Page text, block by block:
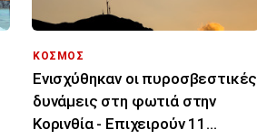
ΚΟΣΜΟΣ
Ενισχύθηκαν οι πυροσβεστικές
δυνάμεις στη φωτιά στην
Κορινθία - Επιχειρούν 11